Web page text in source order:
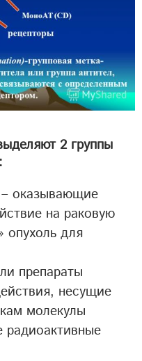
2 группы
– оказывающие
на раковую
опухоль для
препараты
несущие
молекулы